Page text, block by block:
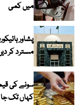
میں کمی
پشاور
مسترد کر
سونے کی
کہاں تک جا